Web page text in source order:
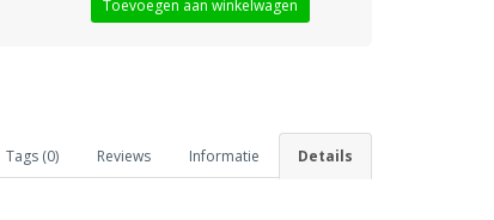
Details
Informatie
Reviews
Tags (0)